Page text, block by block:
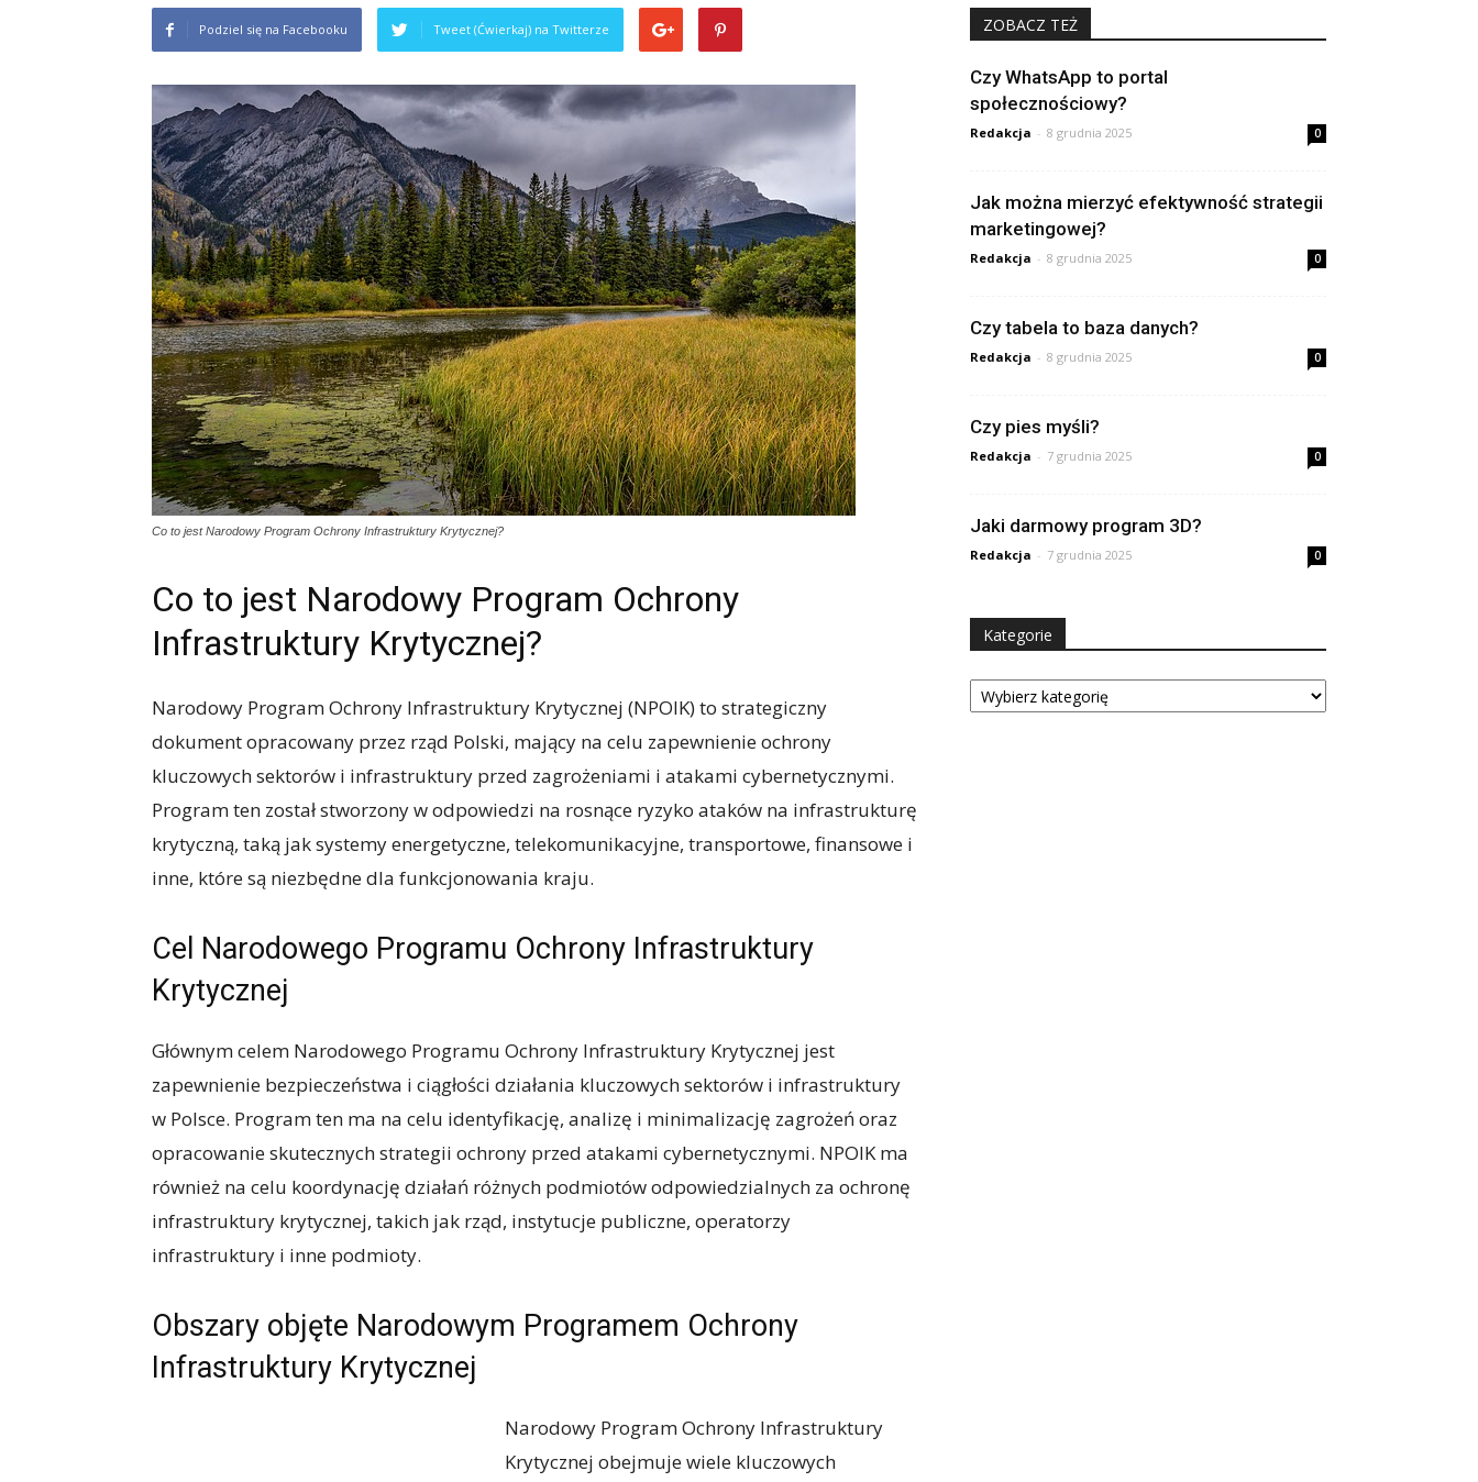
Podziel się na Facebooku Tweet (Ćwierkaj) na Twitterze
Co to jest Narodowy Program Ochrony Infrastruktury Krytycznej?
Co to jest Narodowy Program Ochrony
Infrastruktury Krytycznej?
Narodowy Program Ochrony Infrastruktury Krytycznej (NPOIK) to strategiczny
dokument opracowany przez rząd Polski, mający na celu zapewnienie ochrony
kluczowych sektorów i infrastruktury przed zagrożeniami i atakami cybernetycznymi.
Program ten został stworzony w odpowiedzi na rosnące ryzyko ataków na infrastrukturę
krytyczną, taką jak systemy energetyczne, telekomunikacyjne, transportowe, finansowe i
inne, które są niezbędne dla funkcjonowania kraju.
Cel Narodowego Programu Ochrony Infrastruktury
Krytycznej
Głównym celem Narodowego Programu Ochrony Infrastruktury Krytycznej jest
zapewnienie bezpieczeństwa i ciągłości działania kluczowych sektorów i infrastruktury
w Polsce. Program ten ma na celu identyfikację, analizę i minimalizację zagrożeń oraz
opracowanie skutecznych strategii ochrony przed atakami cybernetycznymi. NPOIK ma
również na celu koordynację działań różnych podmiotów odpowiedzialnych za ochronę
infrastruktury krytycznej, takich jak rząd, instytucje publiczne, operatorzy
infrastruktury i inne podmioty.
Obszary objęte Narodowym Programem Ochrony
Infrastruktury Krytycznej
Narodowy Program Ochrony Infrastruktury
Krytycznej obejmuje wiele kluczowych
ZOBACZ TEŻ
Czy WhatsApp to portal
społecznościowy?
Redakcja - 8 grudnia 2025 0
Jak można mierzyć efektywność strategii
marketingowej?
Redakcja - 8 grudnia 2025 0
Czy tabela to baza danych?
Redakcja - 8 grudnia 2025 0
Czy pies myśli?
Redakcja - 7 grudnia 2025 0
Jaki darmowy program 3D?
Redakcja - 7 grudnia 2025 0
Kategorie
Kategorie